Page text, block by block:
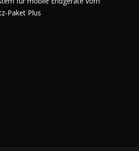
Paket Plus